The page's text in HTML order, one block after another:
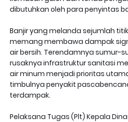
dibutuhkan oleh para penyintas
Banjir yang melanda sejumlah
memang membawa dampak
air bersih. Terendamnya sumur-
rusaknya infrastruktur sanitasi
air minum menjadi prioritas
timbulnya penyakit
terdampak.
Pelaksana Tugas (Plt) Kepala